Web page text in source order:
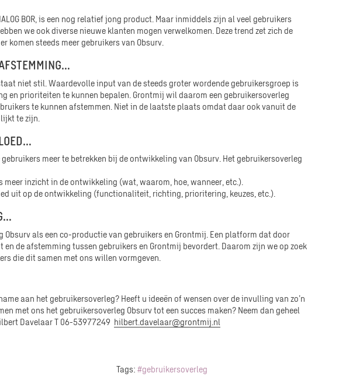
BOR, is een nog relatief jong product. Maar inmiddels zijn al veel gebruikers
we ook diverse nieuwe klanten mogen verwelkomen. Deze trend zet zich de
komen steeds meer gebruikers van Obsurv.
niet stil. Waardevolle input van de steeds groter wordende gebruikersgroep is
en prioriteiten te kunnen bepalen. Grontmij wil daarom een gebruikersoverleg
te kunnen afstemmen. Niet in de laatste plaats omdat daar ook vanuit de
te zijn.
meer te betrekken bij de ontwikkeling van Obsurv. Het gebruikersoverleg
meer inzicht in de ontwikkeling (wat, waarom, hoe, wanneer, etc.).
uit op de ontwikkeling (functionaliteit, richting, prioritering, keuzes, etc.).
Obsurv als een co-productie van gebruikers en Grontmij. Een platform dat door
de afstemming tussen gebruikers en Grontmij bevordert. Daarom zijn we op zoek
die dit samen met ons willen vormgeven.
aan het gebruikersoverleg? Heeft u ideeën of wensen over de invulling van zo’n
met ons het gebruikersoverleg Obsurv tot een succes maken? Neem dan geheel
Davelaar T 06-53977249 hilbert.davelaar@grontmij.nl
Tags: #gebruikersoverleg